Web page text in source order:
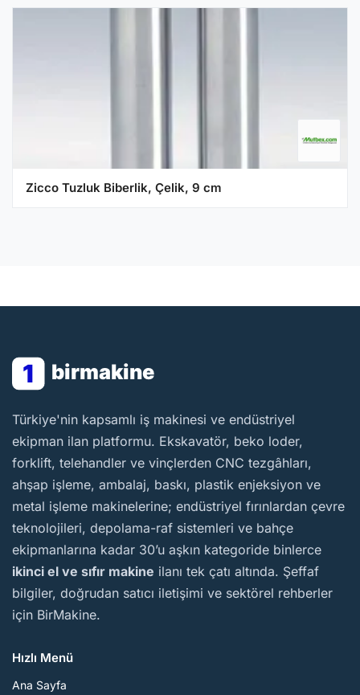
Zicco Tuzluk Biberlik, Çelik, 9 cm
1 birmakine
BirMakine
Türkiye'nin kapsamlı iş makinesi ve endüstriyel
ekipman ilan platformu. Ekskavatör, beko loder,
forklift, telehandler ve vinçlerden CNC tezgâhları,
ahşap işleme, ambalaj, baskı, plastik enjeksiyon ve
metal işleme makinelerine; endüstriyel fırınlardan çevre
teknolojileri, depolama-raf sistemleri ve bahçe
ekipmanlarına kadar 30’u aşkın kategoride binlerce
ikinci el ve sıfır makine ilanı tek çatı altında. Şeffaf
bilgiler, doğrudan satıcı iletişimi ve sektörel rehberler
için BirMakine.
Hızlı Menü
Ana Sayfa